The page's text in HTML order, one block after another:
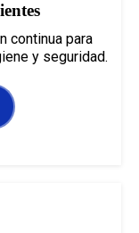
continua para
y seguridad.